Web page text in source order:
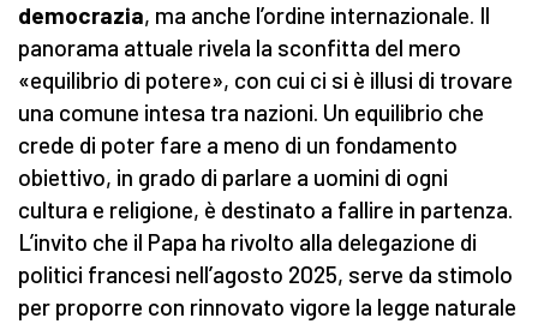
democrazia, ma anche l’ordine internazionale. Il
panorama attuale rivela la sconfitta del mero
«equilibrio di potere», con cui ci si è illusi di trovare
una comune intesa tra nazioni. Un equilibrio che
crede di poter fare a meno di un fondamento
obiettivo, in grado di parlare a uomini di ogni
cultura e religione, è destinato a fallire in partenza.
L’invito che il Papa ha rivolto alla delegazione di
politici francesi nell’agosto 2025, serve da stimolo
per proporre con rinnovato vigore la legge naturale